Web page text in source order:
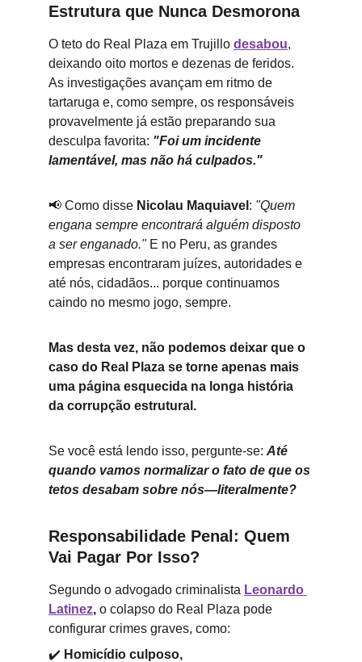
Estrutura que Nunca Desmorona
O teto do Real Plaza em Trujillo desabou,
deixando oito mortos e dezenas de feridos.
As investigações avançam em ritmo de
tartaruga e, como sempre, os responsáveis
provavelmente já estão preparando sua
desculpa favorita: "Foi um incidente
lamentável, mas não há culpados."
📢 Como disse Nicolau Maquiavel : "Quem
engana sempre encontrará alguém disposto
a ser enganado." E no Peru, as grandes
empresas encontraram juízes, autoridades e
até nós, cidadãos... porque continuamos
caindo no mesmo jogo, sempre.
Mas desta vez, não podemos deixar que o
caso do Real Plaza se torne apenas mais
uma página esquecida na longa história
da corrupção estrutural.
Se você está lendo isso, pergunte-se: Até
quando vamos normalizar o fato de que os
tetos desabam sobre nós—literalmente?
Responsabilidade Penal: Quem
Vai Pagar Por Isso?
Segundo o advogado criminalista Leonardo
Latinez, o colapso do Real Plaza pode
configurar crimes graves, como:
✔️ Homicídio culposo,